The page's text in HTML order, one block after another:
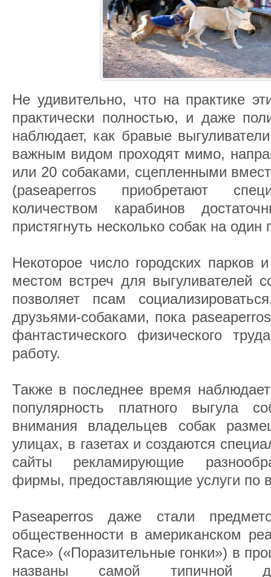
Не удивительно, что на практике
практически полностью, и даже
наблюдает, как бравые
важным видом проходят мимо,
или 20 собаками, сцепленными
(paseaperros приобретают
количеством карабинов
пристягнуть несколько собак на один
Некоторое число городских парков
местом встреч для выгуливателей
позволяет псам
друзьями-собаками, пока
фантастического физического
работу.
Также в последнее время
популярность платного выгула
внимания владельцев собак
улицах, в газетах и создаются
сайты рекламирующие
фирмы, предоставляющие услуги по
Paseaperros даже стали
общественности в американском
Race» («Поразительные гонки») в
названы самой типичной